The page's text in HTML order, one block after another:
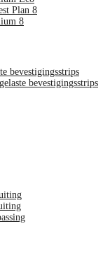
Plan 8
8
bevestigingsstrips
bevestigingsstrips